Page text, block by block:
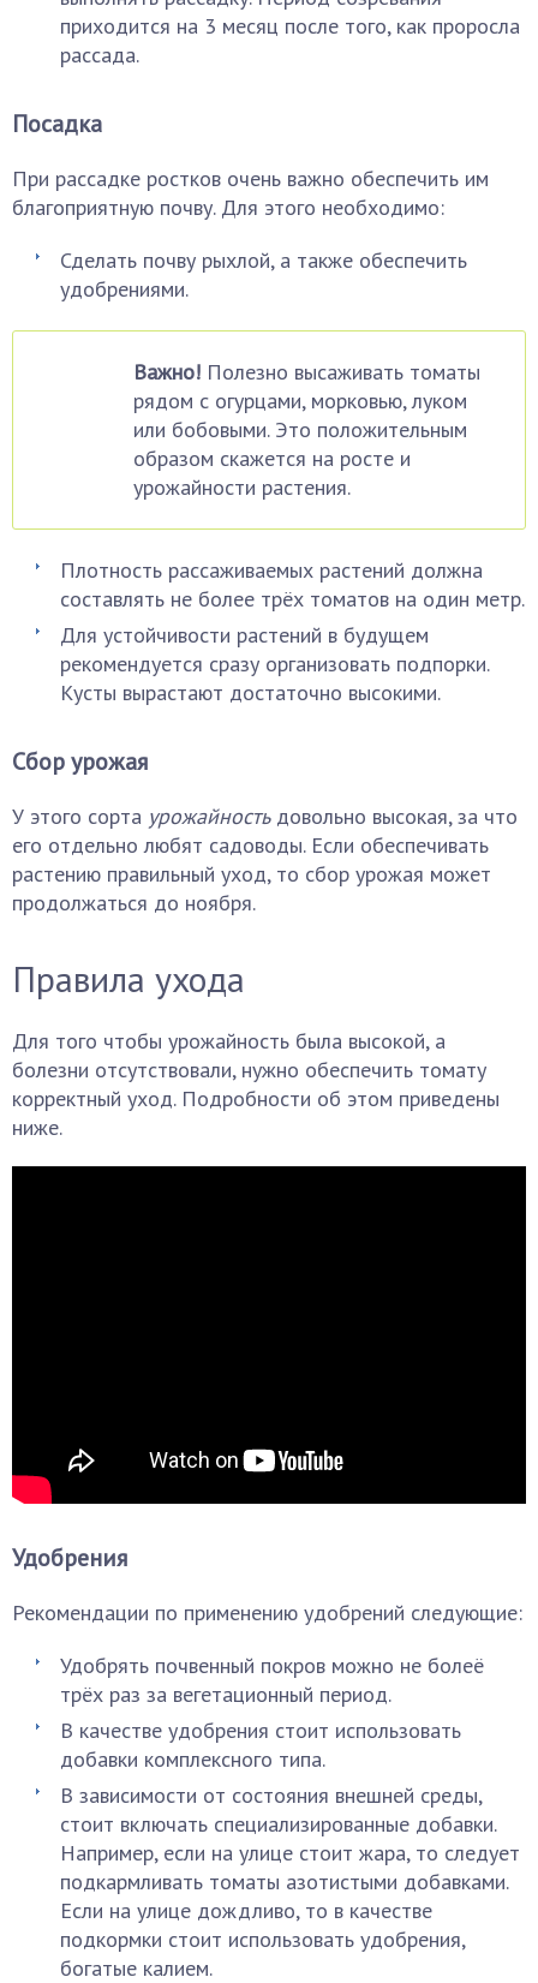
приходится на 3 месяц после того, как проросла
рассада.
Посадка
При рассадке ростков очень важно обеспечить им
благоприятную почву. Для этого необходимо:
Сделать почву рыхлой, а также обеспечить
удобрениями.
Важно! Полезно высаживать томаты
рядом с огурцами, морковью, луком
или бобовыми. Это положительным
образом скажется на росте и
урожайности растения.
Плотность рассаживаемых растений должна
составлять не более трёх томатов на один метр.
Для устойчивости растений в будущем
рекомендуется сразу организовать подпорки.
Кусты вырастают достаточно высокими.
Сбор урожая
У этого сорта урожайностьдовольно высокая, за что
его отдельно любят садоводы. Если обеспечивать
растению правильный уход, то сбор урожая может
продолжаться до ноября.
Правила ухода
Для того чтобы урожайность была высокой, а
болезни отсутствовали, нужно обеспечить томату
корректный уход. Подробности об этом приведены
ниже.
Удобрения
Рекомендации по применению удобрений следующие:
Удобрять почвенный покров можно не болеё
трёх раз за вегетационный период.
В качестве удобрения стоит использовать
добавки комплексного типа.
В зависимости от состояния внешней среды,
стоит включать специализированные добавки.
Например, если на улице стоит жара, то следует
подкармливать томаты азотистыми добавками.
Если на улице дождливо, то в качестве
подкормки стоит использовать удобрения,
богатые калием.